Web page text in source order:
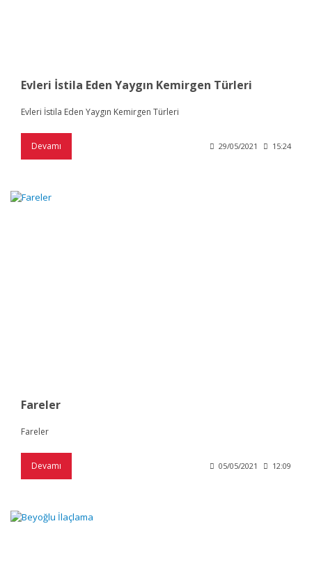
Evleri İstila Eden Yaygın Kemirgen Türleri
Evleri İstila Eden Yaygın Kemirgen Türleri
Devamı 29/05/2021 15:24
Fareler
Fareler
Devamı 05/05/2021 12:09